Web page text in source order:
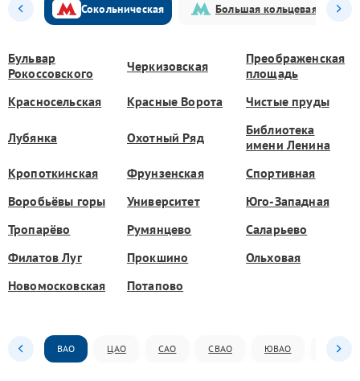
Сокольническая Большая кольцевая
Бульвар
Рокоссовского
Черкизовская
Преображенская
площадь
Красносельская
Красные Ворота Чистые пруды
Лубянка Охотный Ряд
Библиотека
имени Ленина
Кропоткинская
Фрунзенская
Спортивная
Воробьёвы горы
Университет
Юго-Западная
Тропарёво
Румянцево
Саларьево
Филатов Луг
Прокшино
Ольховая
Новомосковская
Потапово
ВАО ЦАО САО СВАО ЮВАО ЮАО